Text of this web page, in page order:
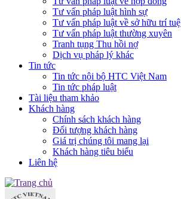
Tư vấn pháp luật hình sự
Tư vấn pháp luật về sở hữu trí tuệ
Tư vấn pháp luật thường xuyên
Tranh tụng Thu hồi nợ
Dịch vụ pháp lý khác
Tin tức
Tin tức nội bộ HTC Việt Nam
Tin tức pháp luật
Tài liệu tham khảo
Khách hàng
Chính sách khách hàng
Đối tượng khách hàng
Giá trị chúng tôi mang lại
Khách hàng tiêu biểu
Liên hệ